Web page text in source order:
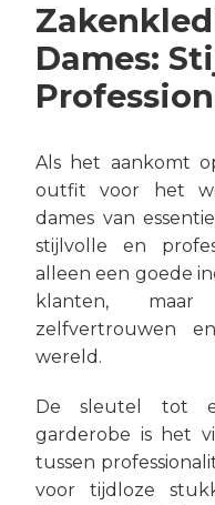
Dames:
Als het aankomt
outfit voor het
dames van
stijlvolle en
alleen een goede
klanten,
zelfvertrouwen
wereld.
De sleutel tot
garderobe is het
tussen
voor tijdloze